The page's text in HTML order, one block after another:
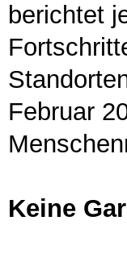
berichtet
Februar
Keine